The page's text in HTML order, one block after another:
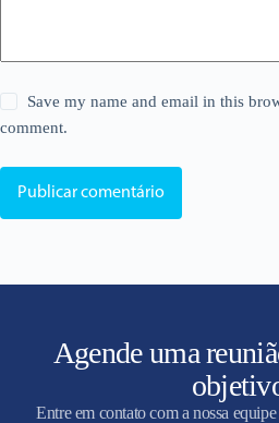
Save my name and email in this
comment.
Publicar comentário
Agende uma
Entre em contato com a nossa